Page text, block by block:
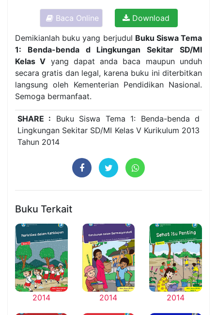
Baca Online Download
Demikianlah buku yang berjudul Buku Siswa Tema
1: Benda-benda d Lingkungan Sekitar SD/MI
Kelas V yang dapat anda baca maupun unduh
secara gratis dan legal, karena buku ini diterbitkan
langsung oleh Kementerian Pendidikan Nasional.
Semoga bermanfaat.
SHARE : Buku Siswa Tema 1: Benda-benda d
Lingkungan Sekitar SD/MI Kelas V Kurikulum 2013
Tahun 2014
Buku Terkait
2014 2014 2014